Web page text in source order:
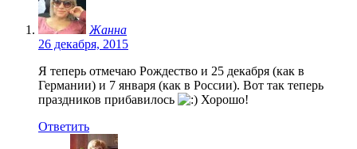
Жанна
26 декабря, 2015
Я теперь отмечаю Рождество и 25 декабря (как в
Германии) и 7 января (как в России). Вот так теперь
праздников прибавилось
Хорошо!
Ответить